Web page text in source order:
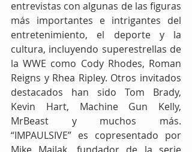
entrevistas con algunas de las figuras
más importantes e intrigantes del
entretenimiento, el deporte y la
cultura, incluyendo superestrellas de
la WWE como Cody Rhodes, Roman
Reigns y Rhea Ripley. Otros invitados
destacados han sido Tom Brady,
Kevin Hart, Machine Gun Kelly,
MrBeast y muchos más.
“IMPAULSIVE” es copresentado por